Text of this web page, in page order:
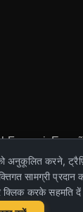
Français
Nederlands
2023-
अनुकूलित करने,
सामग्री
क्लिक करके सहमति